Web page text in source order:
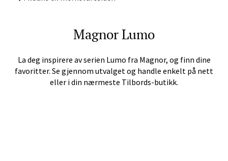
MagnorLumo
La deg inspirere av serien Lumo fra Magnor, og finn dine
favoritter. Se gjennom utvalget og handle enkelt på nett
eller i din nærmeste Tilbords-butikk.
Tromsø - Jekta Storsenter
Karlsøyveien 12, 9015 Tromsø